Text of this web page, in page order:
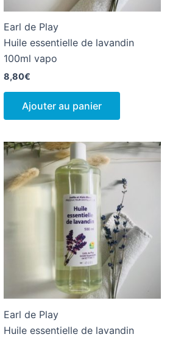
Earl de Play
Huile essentielle de lavandin
100ml vapo
8,80€
Ajouter au panier
Earl de Play
Huile essentielle de lavandin